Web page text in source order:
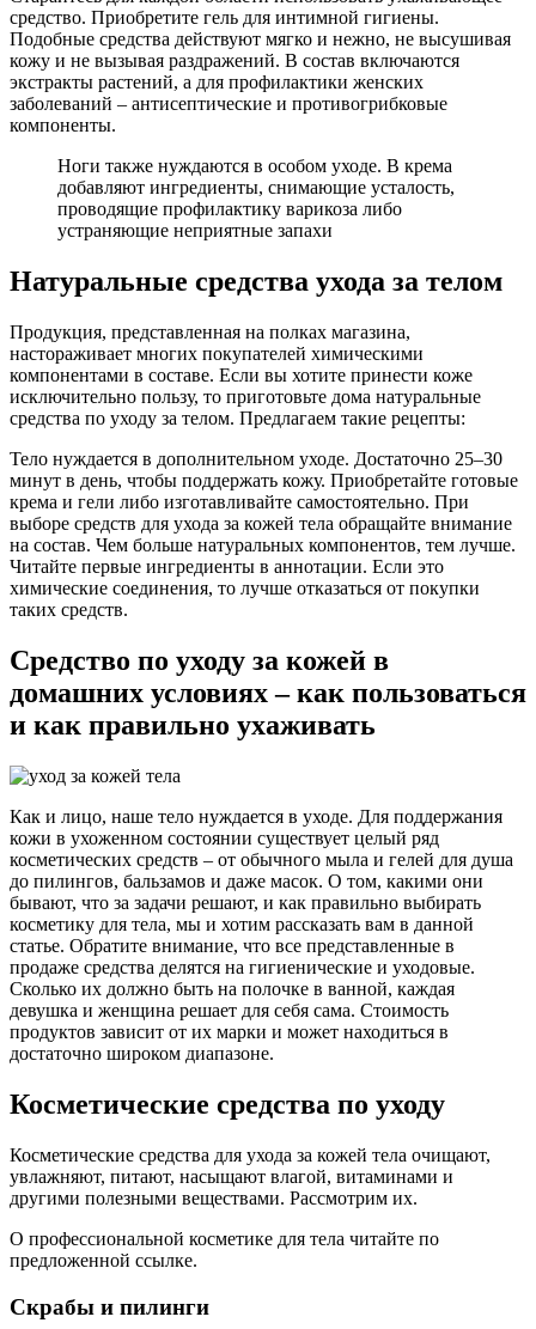
средство. Приобретите гель для интимной гигиены.
Подобные средства действуют мягко и нежно, не высушивая
кожу и не вызывая раздражений. В состав включаются
экстракты растений, а для профилактики женских
заболеваний – антисептические и противогрибковые
компоненты.
Ноги также нуждаются в особом уходе. В крема
добавляют ингредиенты, снимающие усталость,
проводящие профилактику варикоза либо
устраняющие неприятные запахи
Натуральные средства ухода за телом
Продукция, представленная на полках магазина,
настораживает многих покупателей химическими
компонентами в составе. Если вы хотите принести коже
исключительно пользу, то приготовьте дома натуральные
средства по уходу за телом. Предлагаем такие рецепты:
Тело нуждается в дополнительном уходе. Достаточно 25–30
минут в день, чтобы поддержать кожу. Приобретайте готовые
крема и гели либо изготавливайте самостоятельно. При
выборе средств для ухода за кожей тела обращайте внимание
на состав. Чем больше натуральных компонентов, тем лучше.
Читайте первые ингредиенты в аннотации. Если это
химические соединения, то лучше отказаться от покупки
таких средств.
Средство по уходу за кожей в
домашних условиях – как пользоваться
и как правильно ухаживать
Как и лицо, наше тело нуждается в уходе. Для поддержания
кожи в ухоженном состоянии существует целый ряд
косметических средств – от обычного мыла и гелей для душа
до пилингов, бальзамов и даже масок. О том, какими они
бывают, что за задачи решают, и как правильно выбирать
косметику для тела, мы и хотим рассказать вам в данной
статье. Обратите внимание, что все представленные в
продаже средства делятся на гигиенические и уходовые.
Сколько их должно быть на полочке в ванной, каждая
девушка и женщина решает для себя сама. Стоимость
продуктов зависит от их марки и может находиться в
достаточно широком диапазоне.
Косметические средства по уходу
Косметические средства для ухода за кожей тела очищают,
увлажняют, питают, насыщают влагой, витаминами и
другими полезными веществами. Рассмотрим их.
О профессиональной косметике для тела читайте по
предложенной ссылке.
Скрабы и пилинги